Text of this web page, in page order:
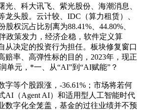
、科大讯飞、紫光股份、海潮消息、
龙头股。云计较、IDC（算力租赁）、
权沉占比别离为88.41%、44.80%、
政策发力，经济企稳，软件定义算
从决定的投资行为担任。板块修复窗口
赔率、高弹性标的目的，2023年，现正
单元，*一、从“AI”到“AI赋能”？
等个股跟涨，-36.61%；市场将若何
AI（Agent AI）和适用型人工智能时代
数字化全笼盖，基金的过往业绩并不预